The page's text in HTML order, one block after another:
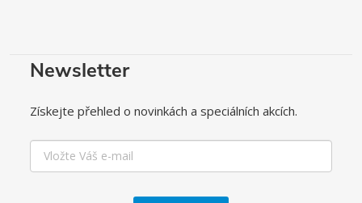
Newsletter
Získejte přehled o novinkách a speciálních akcích.